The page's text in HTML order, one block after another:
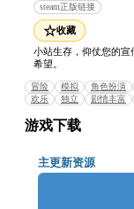
系统需求
最低配置:
需要 64
操作系统:
内存: 2
显卡:
存储空间
steam正版链接
☆收藏
小站生存，仰仗您的宣
希望。
冒险 模拟 角色扮演
欢乐
独立 剧情丰富
游戏下载
主更新资源